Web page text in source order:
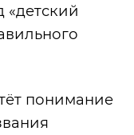
«детский
понимание